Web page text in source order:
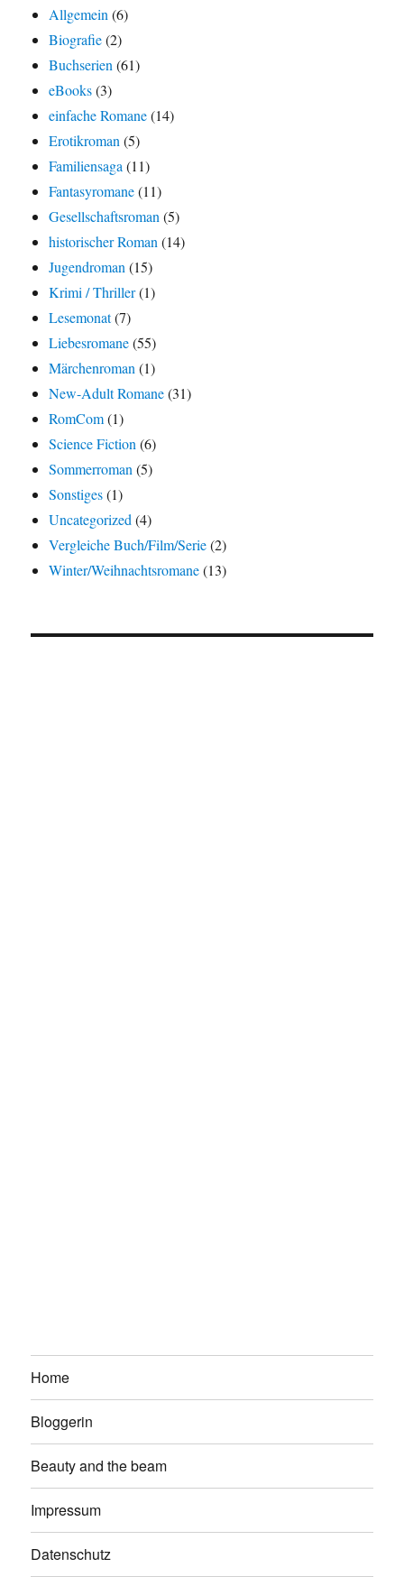
Allgemein (6)
Biografie(2)
Buchserien (61)
eBooks(3)
einfache Romane(14)
Erotikroman (5)
Familiensaga (11)
Fantasyromane(11)
Gesellschaftsroman (5)
historischer Roman (14)
Jugendroman (15)
Krimi / Thriller(1)
Lesemonat(7)
Liebesromane(55)
Märchenroman (1)
New-Adult Romane(31)
RomCom(1)
Science Fiction (6)
Sommerroman (5)
Sonstiges(1)
Uncategorized (4)
Vergleiche Buch/Film/Serie(2)
Winter/Weihnachtsromane(13)
Home
Bloggerin
Beauty and the beam
Impressum
Datenschutz